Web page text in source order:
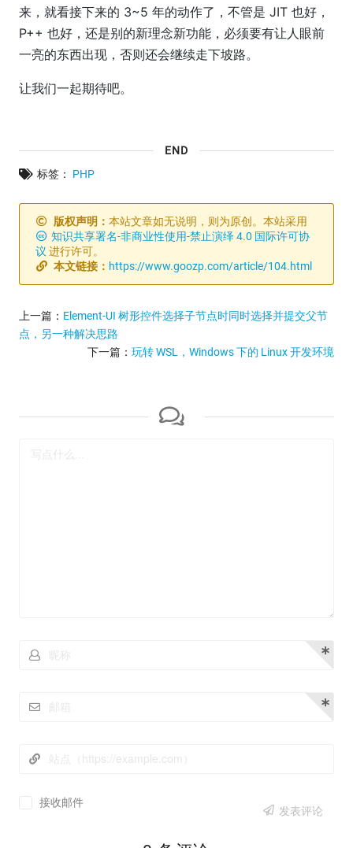
来，就看接下来的 3~5 年的动作了，不管是 JIT 也好，
P++ 也好，还是别的新理念新功能，必须要有让人眼前
一亮的东西出现，否则还会继续走下坡路。
让我们一起期待吧。
END
标签： PHP
版权声明：本站文章如无说明，则为原创。本站采用
知识共享署名-非商业性使用-禁止演绎 4.0 国际许可协
议 进行许可。
本文链接： https://www.goozp.com/article/104.html
上一篇： Element-UI 树形控件选择子节点时同时选择并提交父节
点，另一种解决思路
下一篇： 玩转 WSL，Windows 下的 Linux 开发环境
接收邮件 发表评论